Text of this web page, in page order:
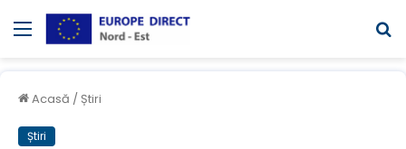
Meniul
Acasă / Știri
Știri